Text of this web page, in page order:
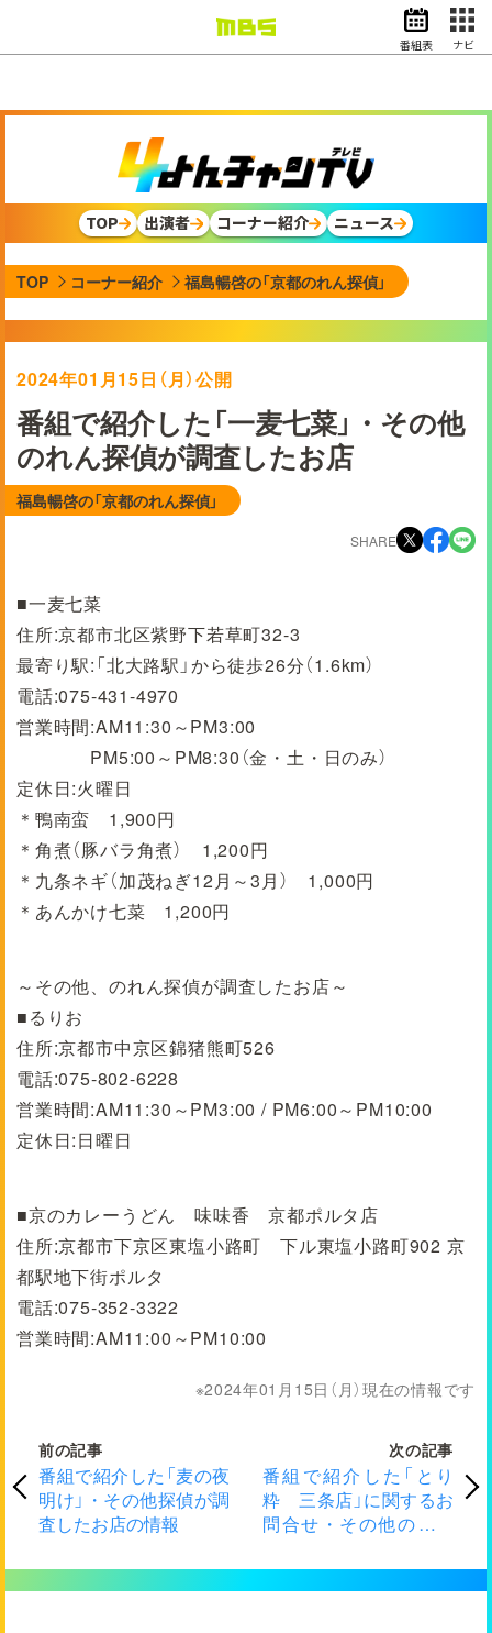
ドラマ
スポーツ
動画イズム ニュース
天気・防災 イベント
映画 アナウンサー
グッズ
EN 検索 番組表
番組表 ナビ
TOP 出演者 コーナー紹介 ニュース
TOP コーナー紹介 福島暢啓の「京都のれん探偵」
2024年01月15日（月）公開
番組で紹介した「一麦七菜」・その他
のれん探偵が調査したお店
福島暢啓の「京都のれん探偵」
SHARE
■一麦七菜
住所:京都市北区紫野下若草町32-3
最寄り駅:「北大路駅」から徒歩26分（1.6km）
電話:075-431-4970
営業時間:AM11:30～PM3:00
PM5:00～PM8:30（金・土・日のみ）
定休日:火曜日
＊鴨南蛮 1,900円
＊角煮（豚バラ角煮） 1,200円
＊九条ネギ（加茂ねぎ12月～3月） 1,000円
＊あんかけ七菜 1,200円
～その他、のれん探偵が調査したお店～
■るりお
住所:京都市中京区錦猪熊町526
電話:075-802-6228
営業時間:AM11:30～PM3:00 / PM6:00～PM10:00
定休日:日曜日
■京のカレーうどん 味味香 京都ポルタ店
住所:京都市下京区東塩小路町 下ル東塩小路町902 京
都駅地下街ポルタ
電話:075-352-3322
営業時間:AM11:00～PM10:00
2024年01月15日（月）現在の情報です
前の記事
番組で紹介した「麦の夜
明け」・その他探偵が調
査したお店の情報
次の記事
番組で紹介した「とり
粋 三条店」に関するお
問合せ・その他のれん
情報